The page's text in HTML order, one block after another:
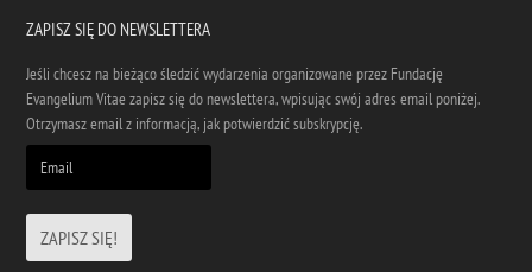
ZAPISZ SIĘ DO NEWSLETTERA
Jeśli chcesz na bieżąco śledzić wydarzenia organizowane przez Fundację
Evangelium Vitae zapisz się do newslettera, wpisując swój adres email poniżej.
Otrzymasz email z informacją, jak potwierdzić subskrypcję.